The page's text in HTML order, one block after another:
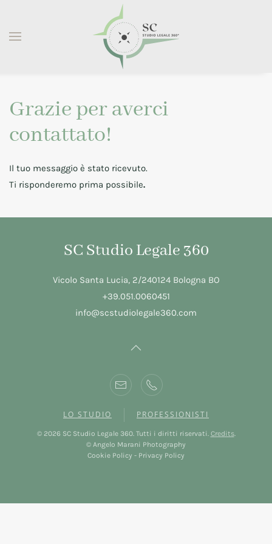
Skip to main content
Grazie per averci
contattato!
Il tuo messaggio è stato ricevuto.
Ti risponderemo prima possibile.
SC Studio Legale 360
Vicolo Santa Lucia, 2/240124 Bologna BO
+39.051.0060451
info@scstudiolegale360.com
LO STUDIO PROFESSIONISTI
© 2026 SC Studio Legale 360. Tutti i diritti riservati. Credits.
© Angelo Marani Photography
Cookie Policy - Privacy Policy